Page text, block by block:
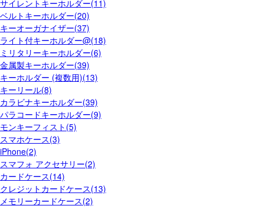
サイレントキーホルダー(11)
ベルトキーホルダー(20)
キーオーガナイザー(37)
ライト付キーホルダー@(18)
ミリタリーキーホルダー(6)
金属製キーホルダー(39)
キーホルダー (複数用)(13)
キーリール(8)
カラビナキーホルダー(39)
パラコードキーホルダー(9)
モンキーフィスト(5)
スマホケース(3)
iPhone(2)
スマフォ アクセサリー(2)
カードケース(14)
クレジットカードケース(13)
メモリーカードケース(2)